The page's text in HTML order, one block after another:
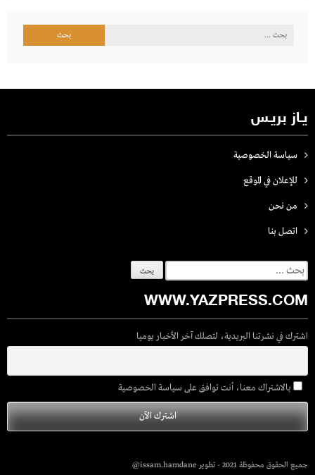
البحث
يـاز بريـس
سياسة الخصوصية
للإعلان في الموقع
من نحن
اتصل بنـا
البحث
عن:
WWW.YAZPRESS.COM
اشترك في نشرتنا البريدية، لتصلك آخر الأخبار يوميا
بالاشتراك معنا، أنت توافق على سياسة الخصوصية
جميع الحقوق محفوظة 2021 - تطوير issam.hamdane@